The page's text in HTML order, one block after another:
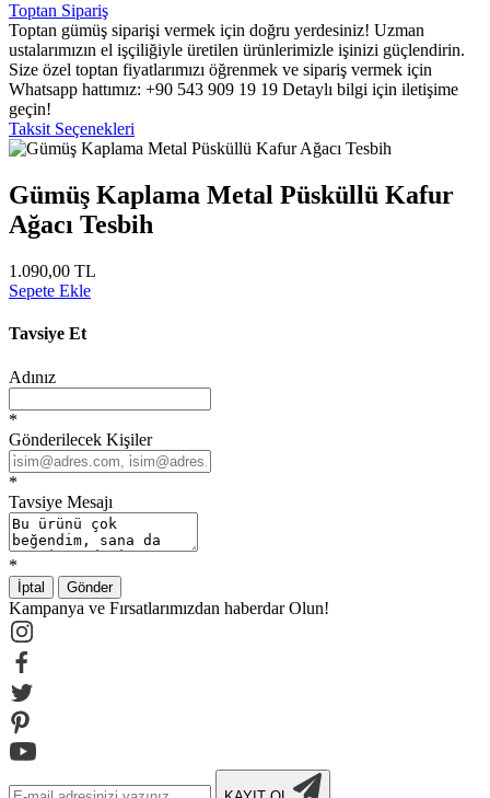
Toptan Sipariş
Toptan gümüş siparişi vermek için doğru yerdesiniz! Uzman
ustalarımızın el işçiliğiyle üretilen ürünlerimizle işinizi güçlendirin.
Size özel toptan fiyatlarımızı öğrenmek ve sipariş vermek için
Whatsapp hattımız: +90 543 909 19 19 Detaylı bilgi için iletişime
geçin!
Taksit Seçenekleri
Gümüş Kaplama Metal Püsküllü Kafur
Ağacı Tesbih
1.090,00 TL
Sepete Ekle
Tavsiye Et
Adınız
*
Gönderilecek Kişiler
*
Tavsiye Mesajı
*
İptal Gönder
Kampanya ve Fırsatlarımızdan haberdar Olun!